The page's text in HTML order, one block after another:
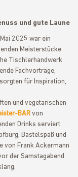
und gute Laune
2025 war ein
Meisterstücke
Tischlerhandwerk
Fachvorträge,
für Inspiration,
und vegetarischen
BAR von
Drinks serviert
Bastelspaß und
von Frank Ackermann
der Samstagabend